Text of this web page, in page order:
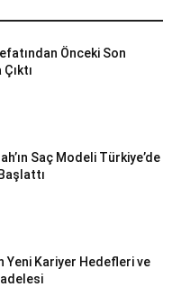
Önceki Son
Saç Modeli Türkiye’de
Yeni Kariyer Hedefleri ve